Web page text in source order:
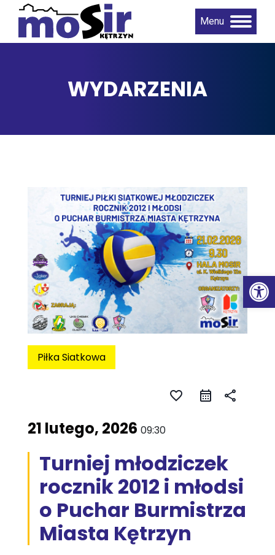
Menu
WYDARZENIA
Piłka Siatkowa
favorite_border share
21 lutego, 2026 09:30
Turniej młodziczek
rocznik 2012 i młodsi
o Puchar Burmistrza
Miasta Kętrzyn